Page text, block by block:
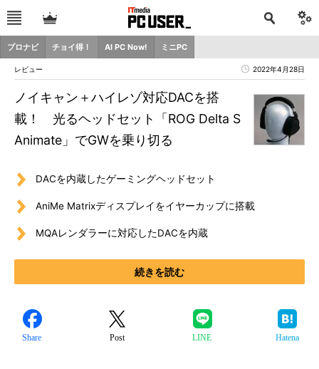
プロナビ チョイ得！ AI PC Now! ミニPC
レビュー 2022年4月28日
ノイキャン＋ハイレゾ対応DACを搭
載！ 光るヘッドセット「ROG Delta S
Animate」でGWを乗り切る
DACを内蔵したゲーミングヘッドセット
AniMe Matrixディスプレイをイヤーカップに搭載
MQAレンダラーに対応したDACを内蔵
続きを読む
Share Post LINE Hatena